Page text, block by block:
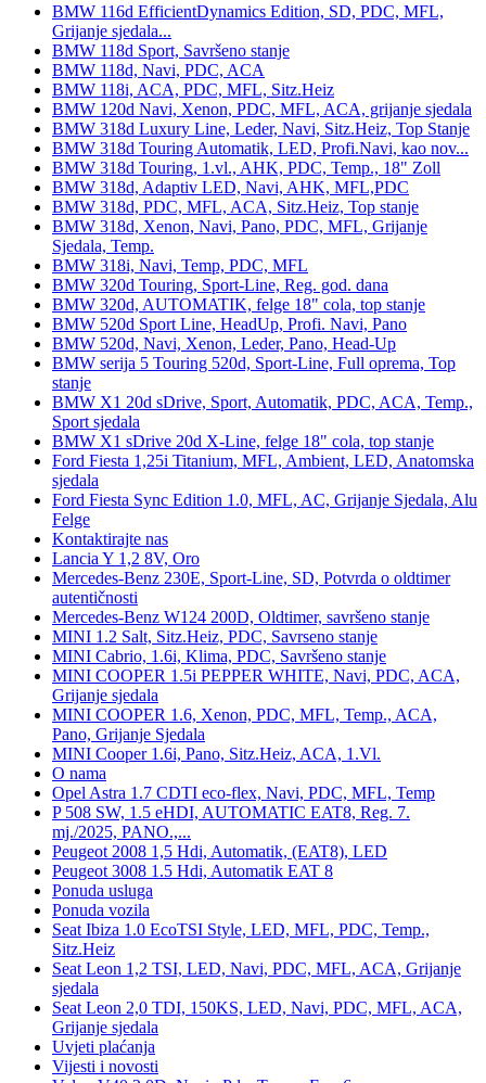
BMW 116d EfficientDynamics Edition, SD, PDC, MFL,
Grijanje sjedala...
BMW 118d Sport, Savršeno stanje
BMW 118d, Navi, PDC, ACA
BMW 118i, ACA, PDC, MFL, Sitz.Heiz
BMW 120d Navi, Xenon, PDC, MFL, ACA, grijanje sjedala
BMW 318d Luxury Line, Leder, Navi, Sitz.Heiz, Top Stanje
BMW 318d Touring Automatik, LED, Profi.Navi, kao nov...
BMW 318d Touring, 1.vl., AHK, PDC, Temp., 18" Zoll
BMW 318d, Adaptiv LED, Navi, AHK, MFL,PDC
BMW 318d, PDC, MFL, ACA, Sitz.Heiz, Top stanje
BMW 318d, Xenon, Navi, Pano, PDC, MFL, Grijanje
Sjedala, Temp.
BMW 318i, Navi, Temp, PDC, MFL
BMW 320d Touring, Sport-Line, Reg. god. dana
BMW 320d, AUTOMATIK, felge 18" cola, top stanje
BMW 520d Sport Line, HeadUp, Profi. Navi, Pano
BMW 520d, Navi, Xenon, Leder, Pano, Head-Up
BMW serija 5 Touring 520d, Sport-Line, Full oprema, Top
stanje
BMW X1 20d sDrive, Sport, Automatik, PDC, ACA, Temp.,
Sport sjedala
BMW X1 sDrive 20d X-Line, felge 18" cola, top stanje
Ford Fiesta 1,25i Titanium, MFL, Ambient, LED, Anatomska
sjedala
Ford Fiesta Sync Edition 1.0, MFL, AC, Grijanje Sjedala, Alu
Felge
Kontaktirajte nas
Lancia Y 1,2 8V, Oro
Mercedes-Benz 230E, Sport-Line, SD, Potvrda o oldtimer
autentičnosti
Mercedes-Benz W124 200D, Oldtimer, savršeno stanje
MINI 1.2 Salt, Sitz.Heiz, PDC, Savrseno stanje
MINI Cabrio, 1.6i, Klima, PDC, Savršeno stanje
MINI COOPER 1.5i PEPPER WHITE, Navi, PDC, ACA,
Grijanje sjedala
MINI COOPER 1.6, Xenon, PDC, MFL, Temp., ACA,
Pano, Grijanje Sjedala
MINI Cooper 1.6i, Pano, Sitz.Heiz, ACA, 1.Vl.
O nama
Opel Astra 1.7 CDTI eco-flex, Navi, PDC, MFL, Temp
P 508 SW, 1.5 eHDI, AUTOMATIC EAT8, Reg. 7.
mj./2025, PANO.,...
Peugeot 2008 1,5 Hdi, Automatik, (EAT8), LED
Peugeot 3008 1.5 Hdi, Automatik EAT 8
Ponuda usluga
Ponuda vozila
Seat Ibiza 1.0 EcoTSI Style, LED, MFL, PDC, Temp.,
Sitz.Heiz
Seat Leon 1,2 TSI, LED, Navi, PDC, MFL, ACA, Grijanje
sjedala
Seat Leon 2,0 TDI, 150KS, LED, Navi, PDC, MFL, ACA,
Grijanje sjedala
Uvjeti plaćanja
Vijesti i novosti